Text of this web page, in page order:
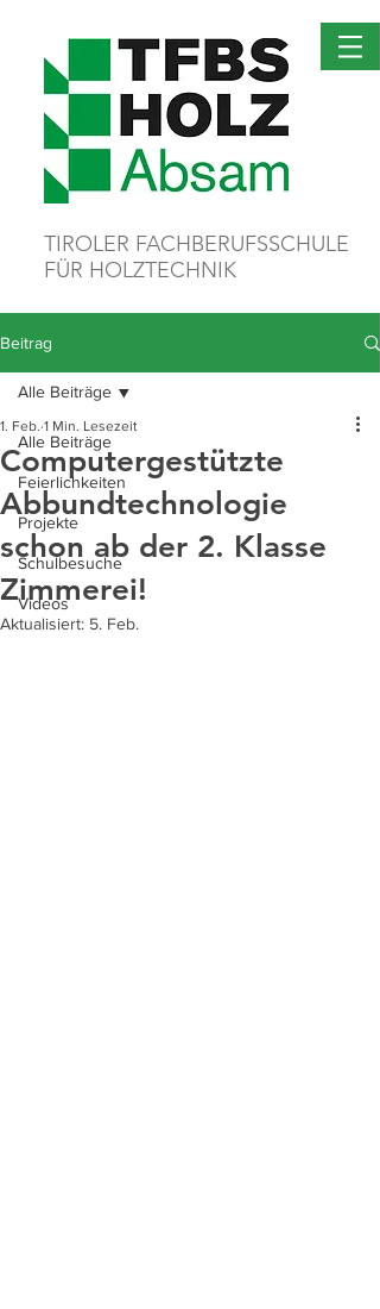
TIROLER FACHBERUFSSCHULE
FÜR HOLZTECHNIK
Beitrag
Alle Beiträge
Feierlichkeiten
Projekte
Schulbesuche
Videos
Alle Beiträge
Computergestützte
Abbundtechnologie
schon ab der 2. Klasse
Zimmerei!
1. Feb. 1 Min. Lesezeit
Aktualisiert: 5. Feb.